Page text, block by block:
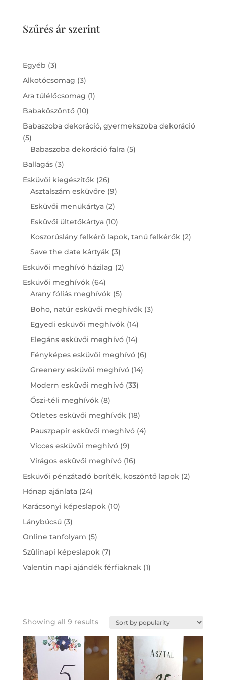
Szűrés ár szerint
Egyéb 33
products
Alkotócsomag 33
products
Ara túlélőcsomag 11
Babaköszöntő 1010
products
Babaszoba dekoráció, gyermekszoba dekoráció
55
products
Babaszoba dekoráció falra 55
Ballagás 33
products
Esküvői kiegészítők 2626
products
Asztalszám esküvőre 99
products
Esküvői menükártya 22
products
Esküvői ültetőkártya 1010
products
Koszorúslány felkérő lapok, tanú felkérők 22
Save the date kártyák 33
products
Esküvői meghívó házilag 22
Esküvői meghívók 6464
products
Arany fóliás meghívók 55
products
Boho, natúr esküvői meghívók 33
Egyedi esküvői meghívók 1414
products
Elegáns esküvői meghívó 1414
products
Fényképes esküvői meghívó 66
Greenery esküvői meghívó 1414
Modern esküvői meghívó 3333
Őszi-téli meghívók 88
products
Ötletes esküvői meghívók 1818
products
Pauszpapír esküvői meghívó 44
Vicces esküvői meghívó 99
products
Virágos esküvői meghívó 1616
products
Esküvői pénzátadó boríték, köszöntő lapok 22
Hónap ajánlata 2424
products
Karácsonyi képeslapok 1010
Lánybúcsú 33
products
Online tanfolyam 55
products
Szülinapi képeslapok 77
products
Valentin napi ajándék férfiaknak 11
Showing all 9 results